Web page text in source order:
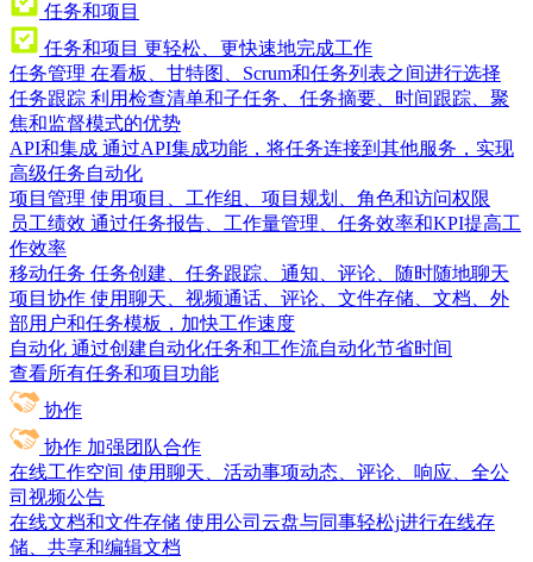
任务和项目
任务和项目 更轻松、更快速地完成工作
任务管理 在看板、甘特图、Scrum和任务列表之间进行选择
任务跟踪 利用检查清单和子任务、任务摘要、时间跟踪、聚
焦和监督模式的优势
API和集成 通过API集成功能，将任务连接到其他服务，实现
高级任务自动化
项目管理 使用项目、工作组、项目规划、角色和访问权限
员工绩效 通过任务报告、工作量管理、任务效率和KPI提高工
作效率
移动任务 任务创建、任务跟踪、通知、评论、随时随地聊天
项目协作 使用聊天、视频通话、评论、文件存储、文档、外
部用户和任务模板，加快工作速度
自动化 通过创建自动化任务和工作流自动化节省时间
查看所有任务和项目功能
协作
协作 加强团队合作
在线工作空间 使用聊天、活动事项动态、评论、响应、全公
司视频公告
在线文档和文件存储 使用公司云盘与同事轻松j进行在线存
储、共享和编辑文档